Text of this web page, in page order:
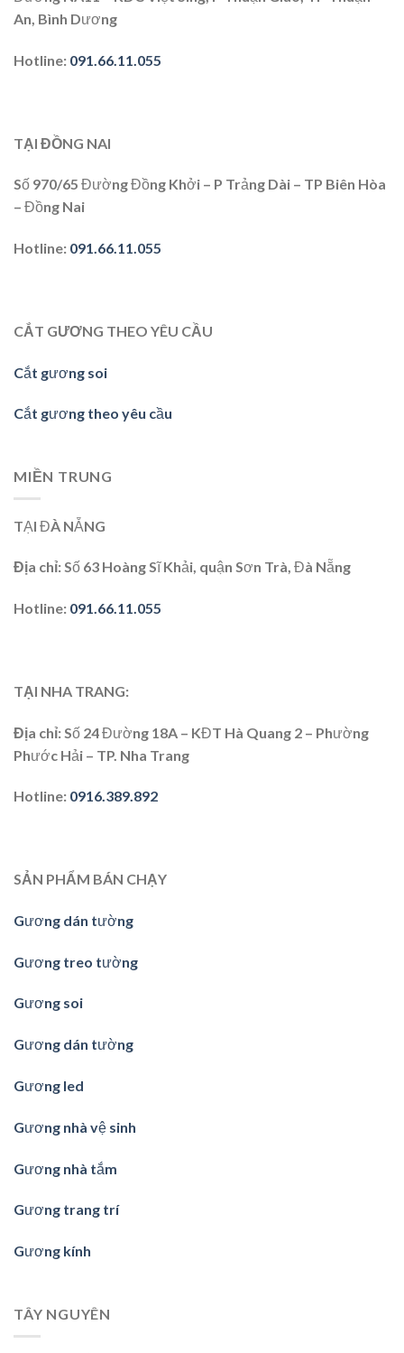
An, Bình Dương
Hotline: 091.66.11.055
TẠI ĐỒNG NAI
Số 970/65 Đường Đồng Khởi – P Trảng Dài – TP Biên Hòa
– Đồng Nai
Hotline: 091.66.11.055
CẮT GƯƠNG THEO YÊU CẦU
Cắt gương soi
Cắt gương theo yêu cầu
MIỀN TRUNG
TẠI ĐÀ NẴNG
Địa chỉ:Số 63 Hoàng Sĩ Khải, quận Sơn Trà, Đà Nẵng
Hotline: 091.66.11.055
TẠI NHA TRANG:
Địa chỉ: Số 24 Đường 18A – KĐT Hà Quang 2 – Phường
Phước Hải – TP. Nha Trang
Hotline: 0916.389.892
SẢN PHẨM BÁN CHẠY
Gương dán tường
Gương treo tường
Gương soi
Gương dán tường
Gương led
Gương nhà vệ sinh
Gương nhà tắm
Gương trang trí
Gương kính
TÂY NGUYÊN